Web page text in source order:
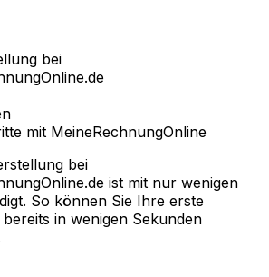
bei
mit MeineRechnungOnline
bei
ist mit nur wenigen
So können Sie Ihre erste
in wenigen Sekunden